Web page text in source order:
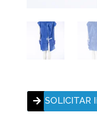
SOLICITAR